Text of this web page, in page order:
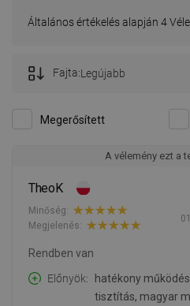
Általános értékelés alapján 4
Megerősített
Fajta:Legújabb
A vélemény ezt a
TheoK
Minőség:
Megjelenés:
Rendben van
Előnyök
hatékony
tisztítás, magyar